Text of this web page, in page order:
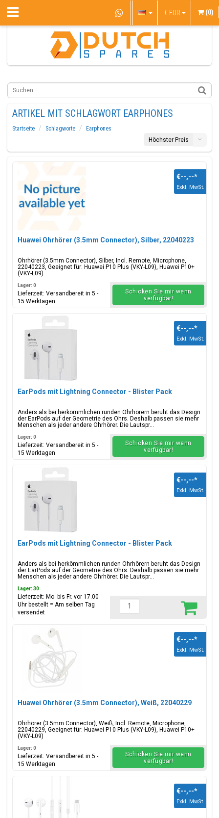
€ EUR (0)
ARTIKEL MIT SCHLAGWORT EARPHONES
Startseite Schlagworte
Earphones
Höchster Preis
Huawei Ohrhörer (3.5mm Connector), Silber, 22040223
Ohrhörer (3.5mm Connector), Silber, Incl. Remote, Microphone,
22040223, Geeignet für: Huawei P10 Plus (VKY-L09), Huawei P10+
(VKY-L09)
€--,--*
Exkl. MwSt.
Lager: 0
Lieferzeit: Versandbereit in 5 -
15 Werktagen
Schicken Sie mir wenn
verfügbar!
EarPods mit Lightning Connector - Blister Pack
Anders als bei herkömmlichen runden Ohrhörern beruht das Design
der EarPods auf der Geometrie des Ohrs. Deshalb passen sie mehr
Menschen als jeder andere Ohrhörer. Die Lautspr...
€--,--*
Exkl. MwSt.
Lager: 0
Lieferzeit: Versandbereit in 5 -
15 Werktagen
Schicken Sie mir wenn
verfügbar!
EarPods mit Lightning Connector - Blister Pack
Anders als bei herkömmlichen runden Ohrhörern beruht das Design
der EarPods auf der Geometrie des Ohrs. Deshalb passen sie mehr
Menschen als jeder andere Ohrhörer. Die Lautspr...
€--,--*
Exkl. MwSt.
Lager: 30
Lieferzeit: Mo. bis Fr. vor 17.00
Uhr bestellt = Am selben Tag
versendet
Huawei Ohrhörer (3.5mm Connector), Weiß, 22040229
Ohrhörer (3.5mm Connector), Weiß, Incl. Remote, Microphone,
22040229, Geeignet für: Huawei P10 Plus (VKY-L09), Huawei P10+
(VKY-L09)
€--,--*
Exkl. MwSt.
Lager: 0
Lieferzeit: Versandbereit in 5 -
15 Werktagen
Schicken Sie mir wenn
verfügbar!
€--,--*
Exkl. MwSt.